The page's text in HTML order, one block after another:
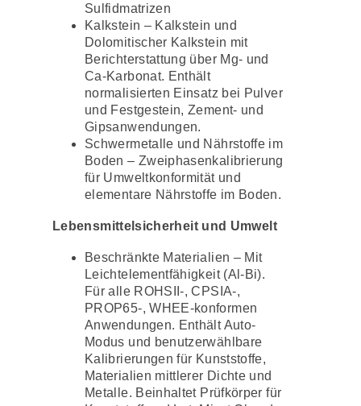
Sulfidmatrizen
Kalkstein – Kalkstein und
Dolomitischer Kalkstein mit
Berichterstattung über Mg- und
Ca-Karbonat. Enthält
normalisierten Einsatz bei Pulver
und Festgestein, Zement- und
Gipsanwendungen.
Schwermetalle und Nährstoffe im
Boden – Zweiphasenkalibrierung
für Umweltkonformität und
elementare Nährstoffe im Boden.
Lebensmittelsicherheit und Umwelt
Beschränkte Materialien – Mit
Leichtelementfähigkeit (Al-Bi).
Für alle ROHSII-, CPSIA-,
PROP65-, WHEE-konformen
Anwendungen. Enthält Auto-
Modus und benutzerwählbare
Kalibrierungen für Kunststoffe,
Materialien mittlerer Dichte und
Metalle. Beinhaltet Prüfkörper für